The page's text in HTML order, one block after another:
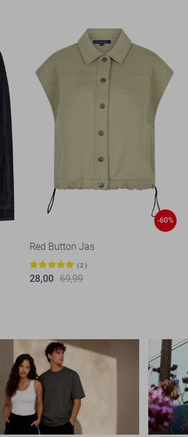
-60%
Red Button Jas
2
28,00 69,99